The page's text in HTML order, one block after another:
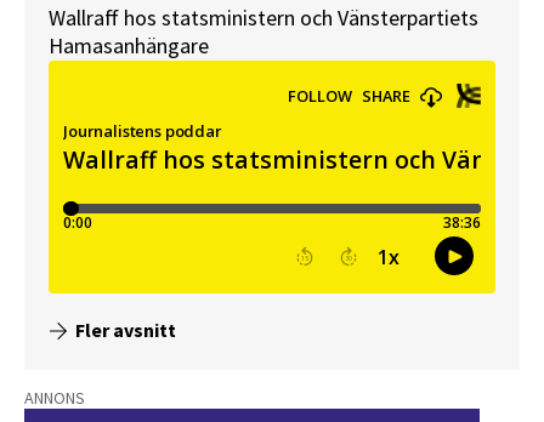
Wallraff hos statsministern och Vänsterpartiets
Hamasanhängare
Fler avsnitt
ANNONS